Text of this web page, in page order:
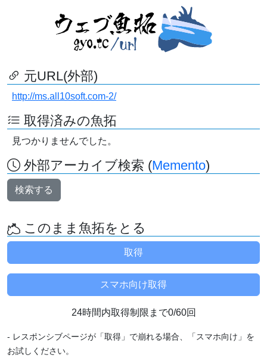
元URL(外部)
http://ms.all10soft.com-2/
取得済みの魚拓
見つかりませんでした。
外部アーカイブ検索 (Memento)
検索する
このまま魚拓をとる
24時間内取得制限まで0/60回
- レスポンシブページが「取得」で崩れる場合、「スマホ向け」を
お試しください。